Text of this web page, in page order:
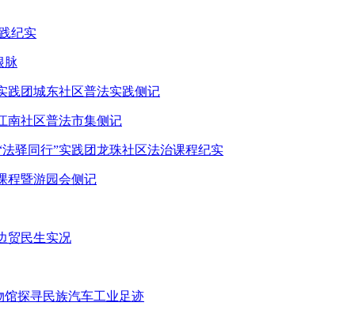
纪实
脉
团城东社区普法实践侧记
南社区普法市集侧记
驿同行”实践团龙珠社区法治课程纪实
程暨游园会侧记
贸民生实况
馆探寻民族汽车工业足迹